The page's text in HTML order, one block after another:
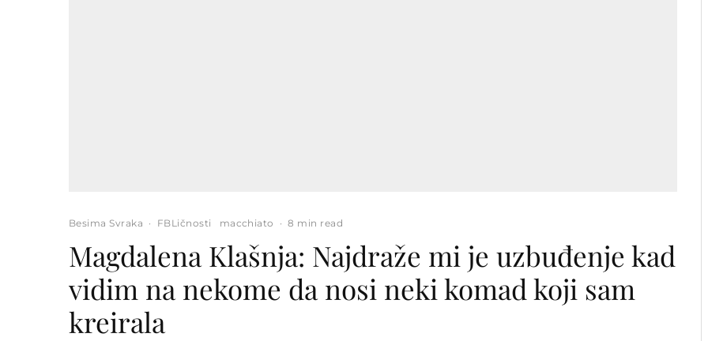
Besima Svraka · FBLičnosti macchiato · 8 min read
Magdalena Klašnja: Najdraže mi je uzbuđenje kad
vidim na nekome da nosi neki komad koji sam
kreirala